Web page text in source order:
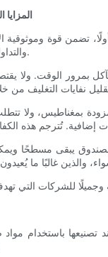
المزايا
تضمن قوة وموثوقية
والتداول، مما يقلل من خطر التلف أو الفتح العرضي.
بمرور الوقت. ولا
بمغناطيس، ولا تتطلب
يبقى مسطحًا
تصنيعها باستخدام